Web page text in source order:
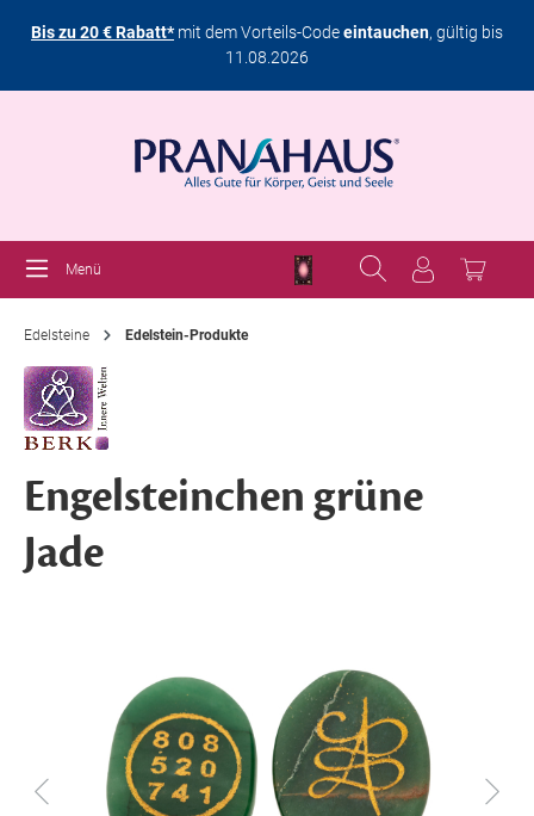
Bis zu 20 € Rabatt*mit dem Vorteils-Codeeintauchen, gültig bis
11.08.2026
Menü
Edelsteine Edelstein-Produkte
Engelsteinchen grüne
Jade